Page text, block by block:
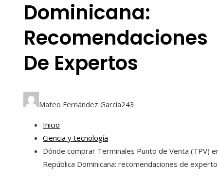
Dominicana:
Recomendaciones
De Expertos
Mateo Fernández García243
Inicio
Ciencia y tecnología
Dónde comprar Terminales Punto de Venta (TPV)
República Dominicana: recomendaciones de